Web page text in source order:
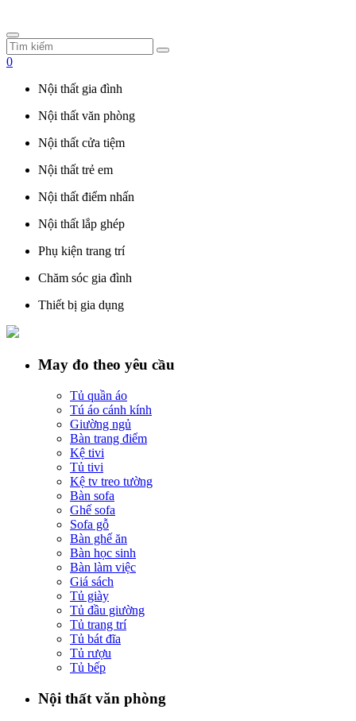
0
Nội thất gia đình
Nội thất văn phòng
Nội thất cửa tiệm
Nội thất trẻ em
Nội thất điểm nhấn
Nội thất lắp ghép
Phụ kiện trang trí
Chăm sóc gia đình
Thiết bị gia dụng
May đo theo yêu cầu
Tủ quần áo
Tú áo cánh kính
Giường ngủ
Bàn trang điểm
Kệ tivi
Tủ tivi
Kệ tv treo tường
Bàn sofa
Ghế sofa
Sofa gỗ
Bàn ghế ăn
Bàn học sinh
Bàn làm việc
Giá sách
Tủ giày
Tủ đầu giường
Tủ trang trí
Tủ bát đĩa
Tủ rượu
Tủ bếp
Nội thất văn phòng